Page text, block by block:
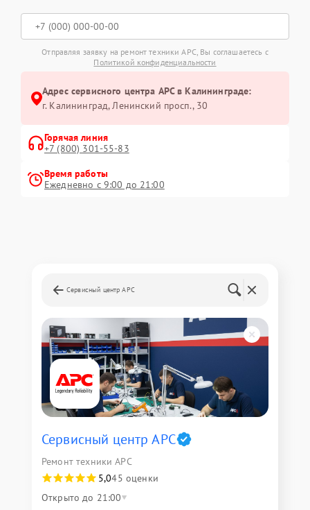
Отправляя заявку на ремонт техники APC, Вы соглашаетесь с
Политикой конфиденциальности
Адрес сервисного центра APC в Калининграде:
г. Калининград, Ленинский просп., 30
Горячая линия
+7 (800) 301-55-83
Время работы
Ежедневно с 9:00 до 21:00
Сервисный центр APC
Сервисный центр APC
Ремонт техники APC
5,045 оценки
Открыто до 21:00